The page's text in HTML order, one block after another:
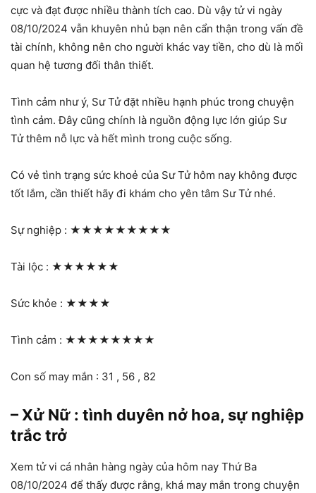
cực và đạt được nhiều thành tích cao. Dù vậy tử vi ngày
08/10/2024 vẫn khuyên nhủ bạn nên cẩn thận trong vấn đề
tài chính, không nên cho người khác vay tiền, cho dù là mối
quan hệ tương đối thân thiết.
Tình cảm như ý, Sư Tử đặt nhiều hạnh phúc trong chuyện
tình cảm. Đây cũng chính là nguồn động lực lớn giúp Sư
Tử thêm nỗ lực và hết mình trong cuộc sống.
Có vẻ tình trạng sức khoẻ của Sư Tử hôm nay không được
tốt lắm, cần thiết hãy đi khám cho yên tâm Sư Tử nhé.
Sự nghiệp : ★★★★★★★★★
Tài lộc : ★★★★★★
Sức khỏe : ★★★★
Tình cảm : ★★★★★★★★
Con số may mắn : 31 , 56 , 82
– Xử Nữ : tình duyên nở hoa, sự nghiệp
trắc trở
Xem tử vi cá nhân hàng ngày của hôm nay Thứ Ba
08/10/2024 để thấy được rằng, khá may mắn trong chuyện